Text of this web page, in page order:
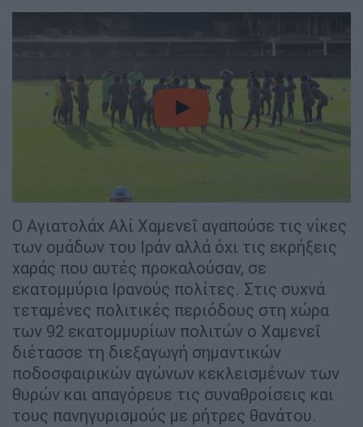
video
Ο Αγιατολάχ Αλί Χαμενεΐ αγαπούσε τις νίκες
των ομάδων του Ιράν αλλά όχι τις εκρήξεις
χαράς που αυτές προκαλούσαν, σε
εκατομμύρια Ιρανούς πολίτες. Στις συχνά
τεταμένες πολιτικές περιόδους στη χώρα
των 92 εκατομμυρίων πολιτών ο Χαμενεΐ
διέτασσε τη διεξαγωγή σημαντικών
ποδοσφαιρικών αγώνων κεκλεισμένων των
θυρών και απαγόρευε τις συναθροίσεις και
τους πανηγυρισμούς με ρήτρες θανάτου.